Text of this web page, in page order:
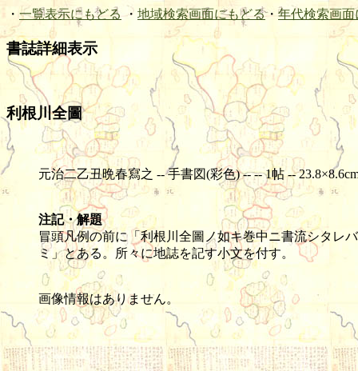
・ 一覧表示にもどる ・ 地域検索画面にもどる・ 年代検索画面
書誌詳細表示
利根川全圖
元治二乙丑晩春寫之 -- 手書図(彩色) -- -- 1帖 --
注記・解題
冒頭凡例の前に「利根川全圖ノ如キ巻中ニ書流シタレ
ミ」とある。所々に地誌を記す小文を付す。
画像情報はありません。